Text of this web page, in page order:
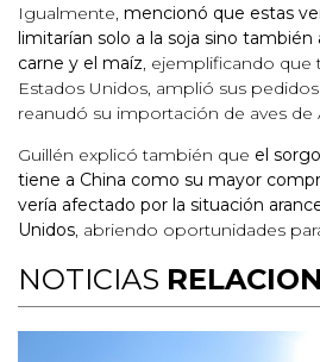
Igualmente, mencionó que estas
limitarían solo a la soja sino
carne y el maíz, ejemplificando que
Estados Unidos, amplió sus
reanudó su importación de aves de
Guillén explicó también que el
tiene a China como su mayor
vería afectado por la situación
Unidos, abriendo oportunidades
NOTICIAS